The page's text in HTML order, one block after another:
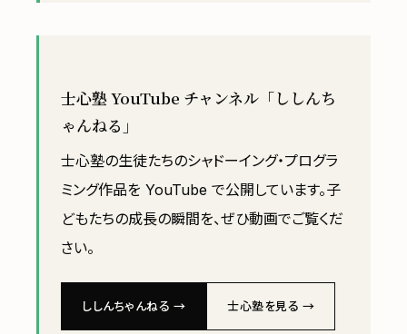
士心塾 YouTube チャンネル「ししんち
ゃんねる」
士心塾の生徒たちのシャドーイング・プログラ
ミング作品を YouTube で公開しています。子
どもたちの成長の瞬間を、ぜひ動画でご覧くだ
さい。
ししんちゃんねる → 士心塾を見る →